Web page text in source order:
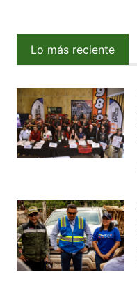
Lo más reciente